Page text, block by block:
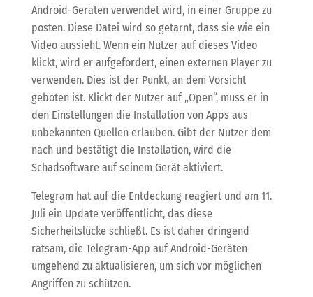
Android-Geräten verwendet wird, in einer Gruppe zu
posten. Diese Datei wird so getarnt, dass sie wie ein
Video aussieht. Wenn ein Nutzer auf dieses Video
klickt, wird er aufgefordert, einen externen Player zu
verwenden. Dies ist der Punkt, an dem Vorsicht
geboten ist. Klickt der Nutzer auf „Open“, muss er in
den Einstellungen die Installation von Apps aus
unbekannten Quellen erlauben. Gibt der Nutzer dem
nach und bestätigt die Installation, wird die
Schadsoftware auf seinem Gerät aktiviert.
Telegram hat auf die Entdeckung reagiert und am 11.
Juli ein Update veröffentlicht, das diese
Sicherheitslücke schließt. Es ist daher dringend
ratsam, die Telegram-App auf Android-Geräten
umgehend zu aktualisieren, um sich vor möglichen
Angriffen zu schützen.